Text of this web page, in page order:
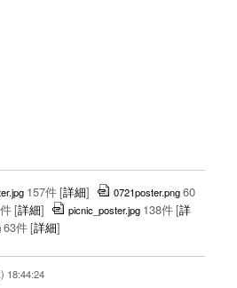
157件[詳細] 0721poster.png60
[詳細] picnic_poster.jpg 138件[詳
63件[詳細]
18:44:24